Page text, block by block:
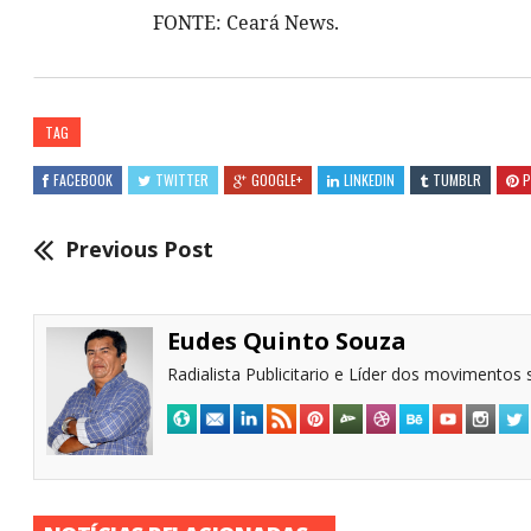
FONTE: Ceará News.
TAG
FACEBOOK TWITTER GOOGLE+ LINKEDIN TUMBLR
Previous Post
Eudes Quinto Souza
Radialista Publicitario e Líder dos movimentos